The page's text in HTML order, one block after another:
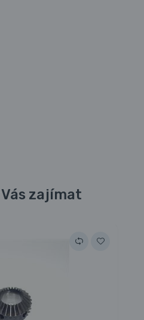
zajímat